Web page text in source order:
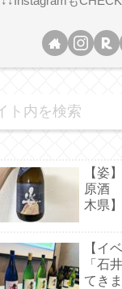
【姿
原酒
木県】
【イ
「石
てき